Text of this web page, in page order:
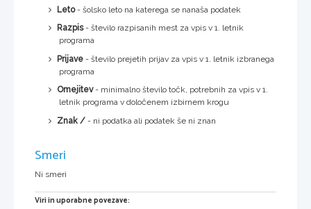
Leto- šolsko leto na katerega se nanaša podatek
Razpis- število razpisanih mest za vpis v 1. letnik
programa
Prijave - število prejetih prijav za vpis v 1. letnik izbranega
programa
Omejitev- minimalno število točk, potrebnih za vpis v 1.
letnik programa v določenem izbirnem krogu
Znak / - ni podatka ali podatek še ni znan
Smeri
Ni smeri
Viri in uporabne povezave: